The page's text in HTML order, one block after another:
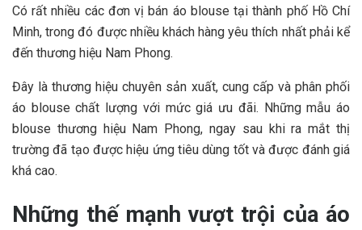
Có rất nhiều các đơn vị bán áo blouse tại thành phố Hồ Chí
Minh, trong đó được nhiều khách hàng yêu thích nhất phải kể
đến thương hiệu Nam Phong.
Đây là thương hiệu chuyên sản xuất, cung cấp và phân phối
áo blouse chất lượng với mức giá ưu đãi. Những mẫu áo
blouse thương hiệu Nam Phong, ngay sau khi ra mắt thị
trường đã tạo được hiệu ứng tiêu dùng tốt và được đánh giá
khá cao.
Những thế mạnh vượt trội của áo